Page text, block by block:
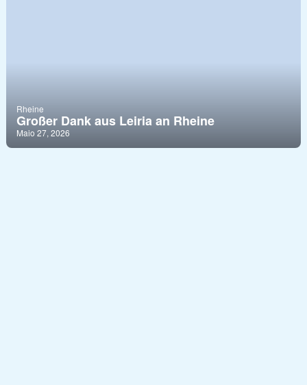
Rheine
Großer Dank aus Leiria an Rheine
Maio 27, 2026